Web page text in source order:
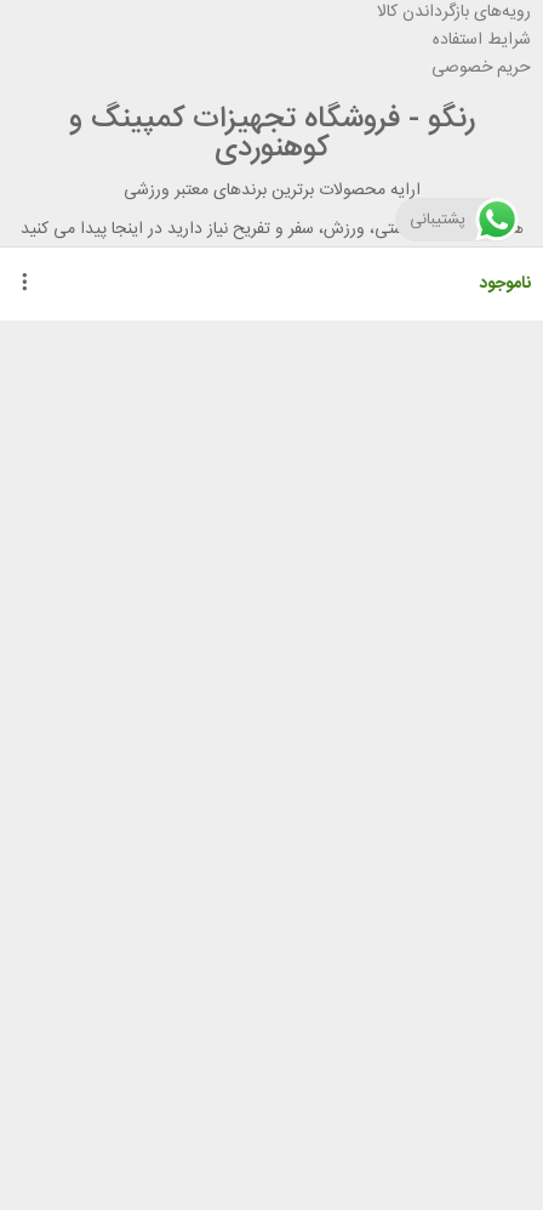
ناموجود
رویه‌های بازگرداندن کالا
شرایط استفاده
حریم خصوصی
رنگو - فروشگاه تجهیزات کمپینگ و
کوهنوردی
ارایه محصولات برترین برندهای معتبر ورزشی
هر آنچه برای تندرستی، ورزش، سفر و تفریح نیاز دارید در اینجا پیدا می کنید
پشتیبانی